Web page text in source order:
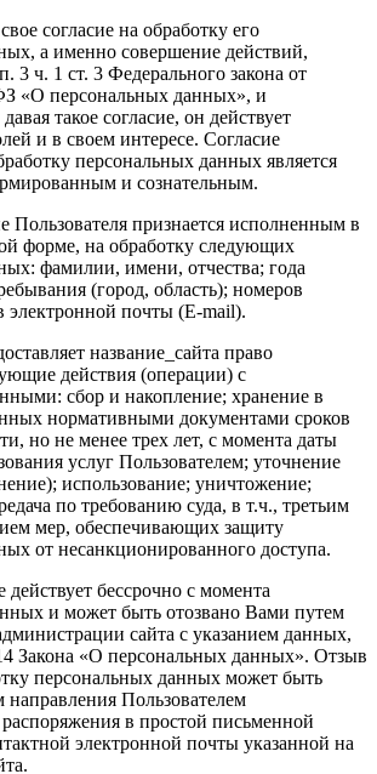
согласие на обработку его
а именно совершение действий,
3 ч. 1 ст. 3 Федерального закона от
«О персональных данных», и
такое согласие, он действует
и в своем интересе. Согласие
персональных данных является
и сознательным.
Пользователя признается исполненным в
форме, на обработку следующих
фамилии, имени, отчества; года
(город, область); номеров
электронной почты (E-mail).
название_сайта право
действия (операции) с
сбор и накопление; хранение в
нормативными документами сроков
но не менее трех лет, с момента даты
услуг Пользователем; уточнение
использование; уничтожение;
по требованию суда, в т.ч., третьим
мер, обеспечивающих защиту
от несанкционированного доступа.
действует бессрочно с момента
и может быть отозвано Вами путем
сайта с указанием данных,
Закона «О персональных данных». Отзыв
персональных данных может быть
направления Пользователем
в простой письменной
электронной почты указанной на